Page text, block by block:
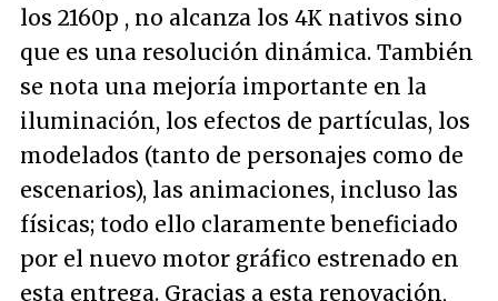
los 2160p , no alcanza los 4K nativos sino
que es una resolución dinámica. También
se nota una mejoría importante en la
iluminación, los efectos de partículas, los
modelados (tanto de personajes como de
escenarios), las animaciones, incluso las
físicas; todo ello claramente beneficiado
por el nuevo motor gráfico estrenado en
esta entrega. Gracias a esta renovación,